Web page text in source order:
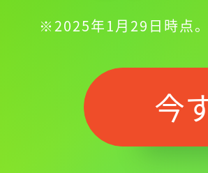
※2025年1月29日時点。
今